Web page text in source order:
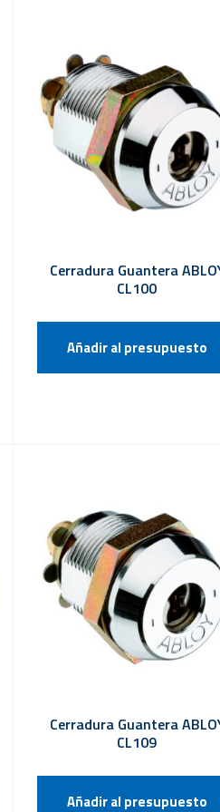
Cerradura Guantera
CL100
Añadir al presupuesto
Cerradura Guantera
CL109
Añadir al presupuesto